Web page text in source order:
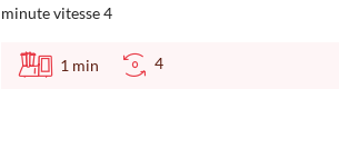
minute vitesse 4
1 min 4